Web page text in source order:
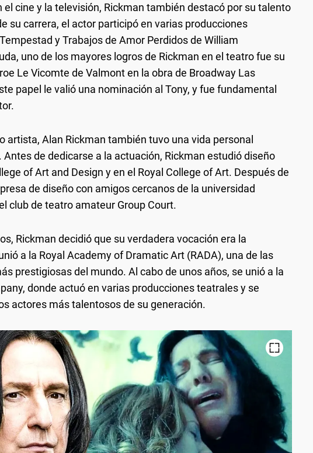
el cine y la televisión, Rickman también destacó por su talento
su carrera, el actor participó en varias producciones
y Trabajos de Amor Perdidos de William
uno de los mayores logros de Rickman en el teatro fue su
Le Vicomte de Valmont en la obra de Broadway Las
papel le valió una nominación al Tony, y fue fundamental
artista, Alan Rickman también tuvo una vida personal
de dedicarse a la actuación, Rickman estudió diseño
of Art and Design y en el Royal College of Art. Después de
de diseño con amigos cercanos de la universidad
club de teatro amateur Group Court.
Rickman decidió que su verdadera vocación era la
a la Royal Academy of Dramatic Art (RADA), una de las
prestigiosas del mundo. Al cabo de unos años, se unió a la
donde actuó en varias producciones teatrales y se
actores más talentosos de su generación.